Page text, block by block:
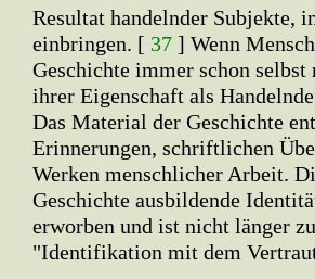
Resultat handelnder Subjekte,
einbringen. [ 37 ] Wenn
Geschichte immer schon
ihrer Eigenschaft als
Das Material der Geschichte
Erinnerungen, schriftlichen
Werken menschlicher Arbeit.
Geschichte ausbildende
erworben und ist nicht länger
"Identifikation mit dem